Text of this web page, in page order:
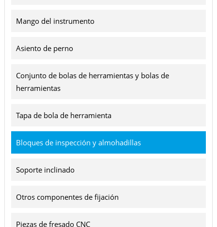
Mango del instrumento
Asiento de perno
Conjunto de bolas de herramientas y bolas de
herramientas
Tapa de bola de herramienta
Bloques de inspección y almohadillas
Soporte inclinado
Otros componentes de fijación
Piezas de fresado CNC